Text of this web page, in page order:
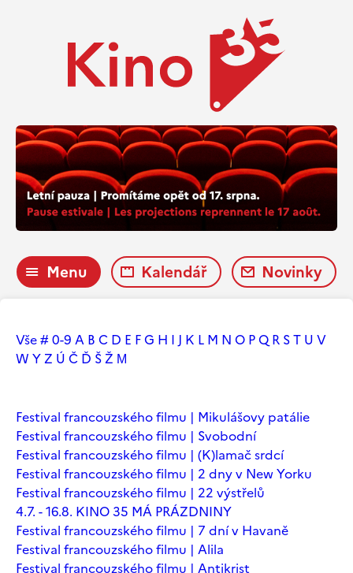
Menu Kalendář Novinky
Vše# 0-9 A B C D E FG H I J K L M N O PQ R ST U V
W YZ Ú Č Ď ŠŽ М
Festival francouzského filmu | Mikulášovy patálie
Festival francouzského filmu | Svobodní
Festival francouzského filmu | (K)lamač srdcí
Festival francouzského filmu | 2 dny v New Yorku
Festival francouzského filmu | 22 výstřelů
4.7. - 16.8. KINO 35 MÁ PRÁZDNINY
Festival francouzského filmu | 7 dní v Havaně
Festival francouzského filmu | Alila
Festival francouzského filmu | Antikrist